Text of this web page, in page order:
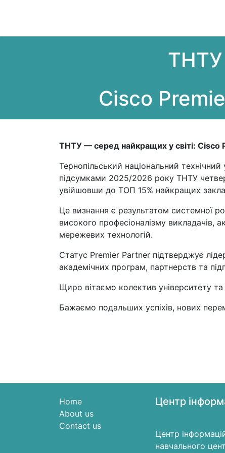
ТНТУ
Cisco
ТНТУ — серед найкращих у світі:
Тернопільський національний
підсумками 2025/2026 року ТНТУ
увійшовши до ТОП 15% найкращих
Це визнання є результатом системної
високого професіоналізму викладачів,
мережевих технологій.
Статус Premier Partner підтверджує
академічних програм, партнерств та
Щиро вітаємо колектив університету
Бажаємо подальших успіхів, нових
Home
About us
Contact us
Центр
Центр
навчального